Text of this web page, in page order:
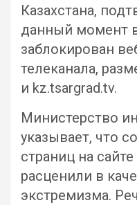
Казахстана,
данный момент
заблокирован
телеканала,
и kz.tsargrad.tv.
Министерство
указывает, что
страниц на
расценили в
экстремизма.